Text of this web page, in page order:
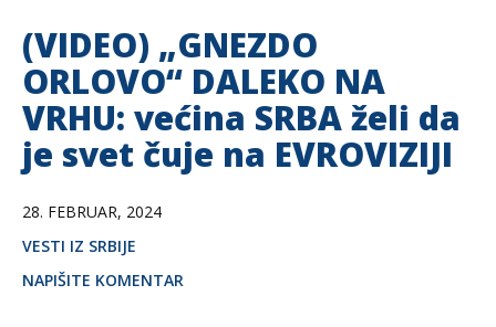
(VIDEO) „GNEZDO
ORLOVO“ DALEKO NA
VRHU: većina SRBA želi da
je svet čuje na EVROVIZIJI
28. FEBRUAR, 2024
VESTI IZ SRBIJE
NAPIŠITE KOMENTAR